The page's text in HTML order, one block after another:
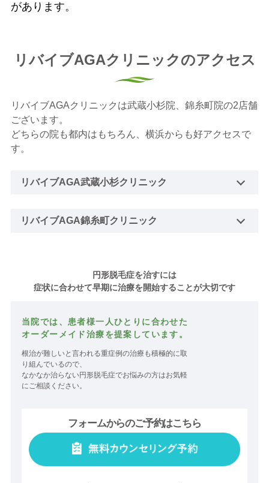
があります。
リバイブAGAクリニックのアクセス
リバイブAGAクリニックは武蔵小杉院、錦糸町院の2店舗
ございます。
どちらの院も都内はもちろん、横浜からも好アクセスで
す。
リバイブAGA武蔵小杉クリニック
リバイブAGA錦糸町クリニック
円形脱毛症を治すには
症状に合わせて早期に治療を開始することが大切です
当院では、患者様一人ひとりに合わせた
オーダーメイド治療を提案しています。
根治が難しいと言われる重症例の治療も積極的に取
り組んでいるので、
なかなか治らない円形脱毛症でお悩みの方はお気軽
にご相談ください。
フォームからのご予約はこちら